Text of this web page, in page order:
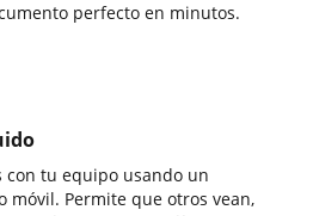
perfecto en minutos.
con tu equipo usando un
móvil. Permite que otros vean,